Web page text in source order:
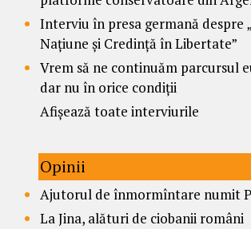
Interviu în presa germană despre
Națiune și Credință în Libertate”
Vrem să ne continuăm parcursul
dar nu în orice condiții
Afișează toate interviurile
Opinii
Ajutorul de înmormîntare numit
La Jina, alături de ciobanii români